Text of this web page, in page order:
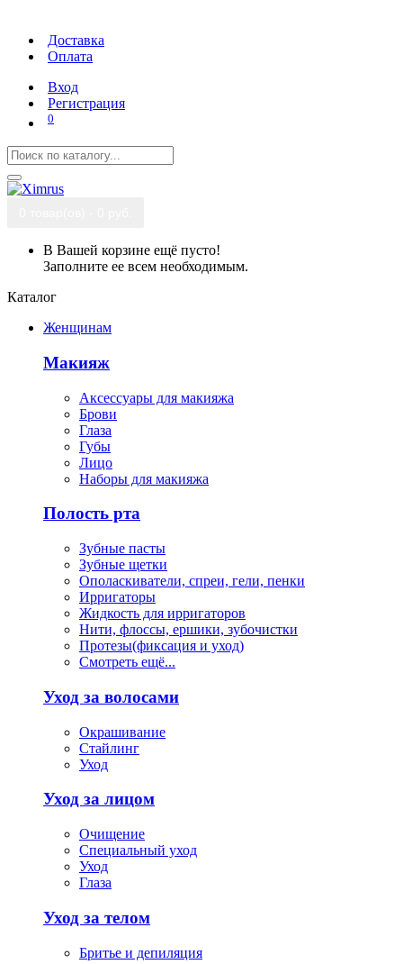
Доставка
Оплата
Вход
Регистрация
0
В Вашей корзине ещё пусто!
Заполните ее всем необходимым.
Каталог
Женщинам
Макияж
Аксессуары для макияжа
Брови
Глаза
Губы
Лицо
Наборы для макияжа
Полость рта
Зубные пасты
Зубные щетки
Ополаскиватели, спреи, гели, пенки
Ирригаторы
Жидкость для ирригаторов
Нити, флоссы, ершики, зубочистки
Протезы(фиксация и уход)
Смотреть ещё...
Уход за волосами
Окрашивание
Стайлинг
Уход
Уход за лицом
Очищение
Специальный уход
Уход
Глаза
Уход за телом
Бритье и депиляция